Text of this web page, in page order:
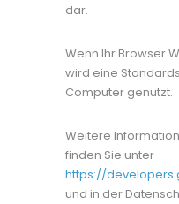
dar.
Wenn Ihr Browser
wird eine
Computer genutzt.
Weitere
finden Sie unter
https://
und in der